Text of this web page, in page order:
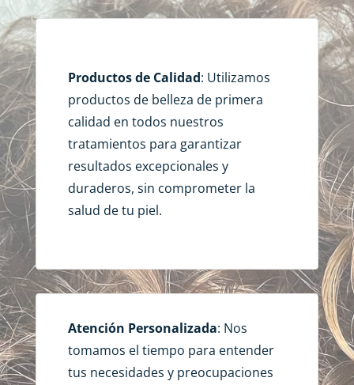
Productos de Calidad: Utilizamos
productos de belleza de primera
calidad en todos nuestros
tratamientos para garantizar
resultados excepcionales y
duraderos, sin comprometer la
salud de tu piel.
Atención Personalizada: Nos
tomamos el tiempo para entender
tus necesidades y preocupaciones